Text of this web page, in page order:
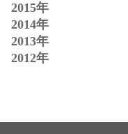
2015年
2014年
2013年
2012年